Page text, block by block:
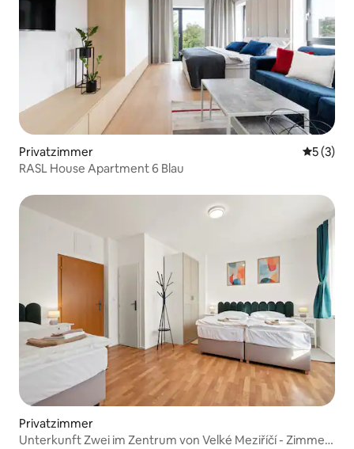
Privatzimmer
5 (3)
RASL House Apartment 6 Blau
Privatzimmer
Unterkunft Zwei im Zentrum von Velké Meziříčí - Zimmer